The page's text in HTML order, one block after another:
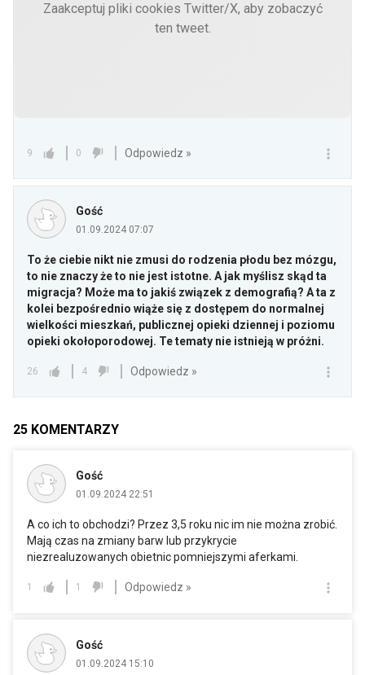
Zaakceptuj pliki cookies Twitter/X, aby zobaczyć
ten tweet.
9 0 Odpowiedz »
Gość
01.09.2024 07:07
To że ciebie nikt nie zmusi do rodzenia płodu bez mózgu,
to nie znaczy że to nie jest istotne. A jak myślisz skąd ta
migracja? Może ma to jakiś związek z demografią? A ta z
kolei bezpośrednio wiąże się z dostępem do normalnej
wielkości mieszkań, publicznej opieki dziennej i poziomu
opieki okołoporodowej. Te tematy nie istnieją w próżni.
26 4 Odpowiedz »
25 KOMENTARZY
Gość
01.09.2024 22:51
A co ich to obchodzi? Przez 3,5 roku nic im nie można zrobić.
Mają czas na zmiany barw lub przykrycie
niezrealuzowanych obietnic pomniejszymi aferkami.
1 1 Odpowiedz »
Gość
01.09.2024 15:10